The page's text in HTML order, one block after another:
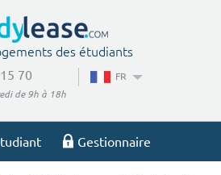
des étudiants
70
de 9h à 18h
FR
Gestionnaire